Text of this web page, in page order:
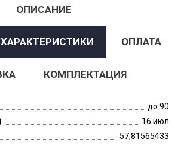
ОПИСАНИЕ
ОПЛАТА
КОМПЛЕКТАЦИЯ
до 90
16.июл
57,81565433